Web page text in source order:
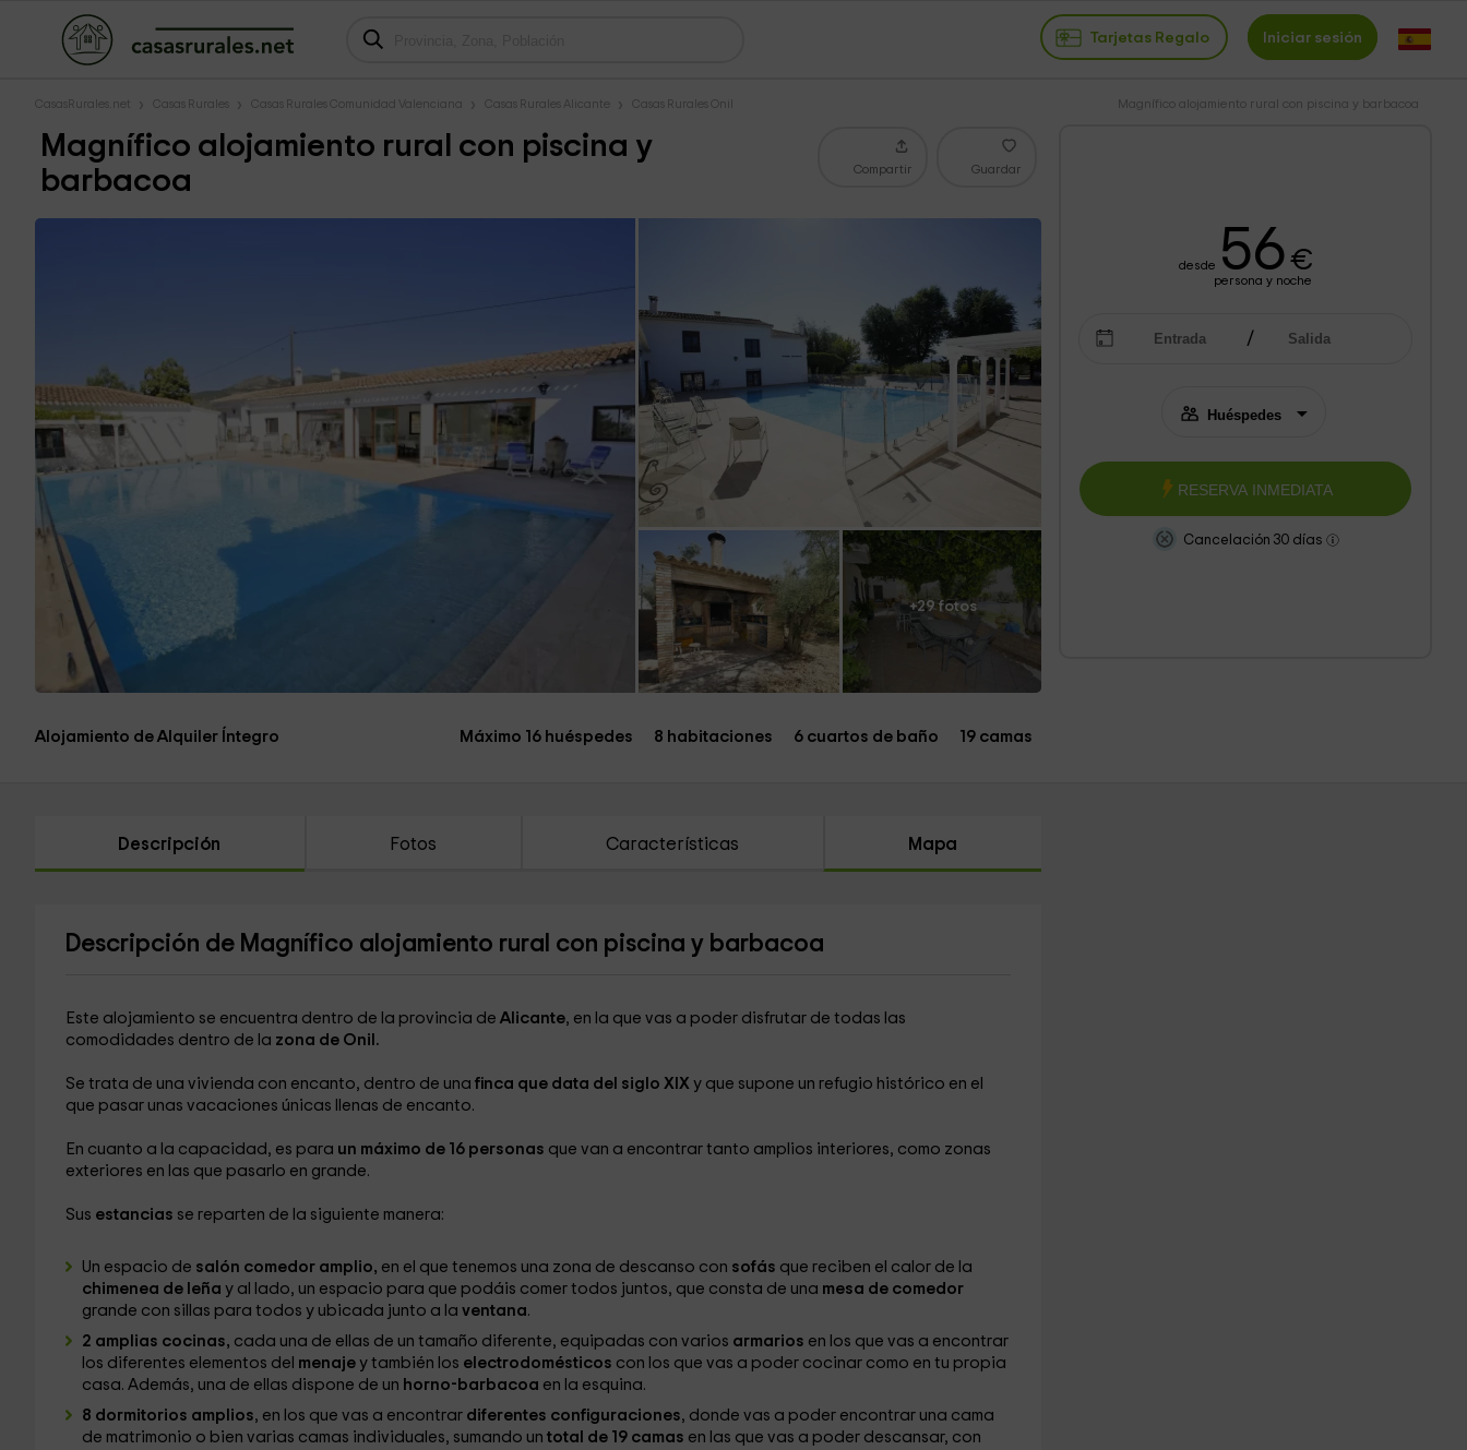
Tarjetas Regalo Iniciar sesión
CasasRurales.net Casas Rurales Casas Rurales Comunidad Valenciana Casas Rurales Alicante Casas Rurales Onil Magnífico alojamiento rural con piscina y barbacoa
Magnífico alojamiento rural con piscina y
barbacoa
Compartir Guardar
+29 fotos
desde 56€
persona y noche
RESERVA INMEDIATA
Cancelación 30 días
Alojamiento de Alquiler Íntegro Máximo 16 huéspedes 8 habitaciones 6 cuartos de baño 19 camas
Descripción Fotos Características Mapa
Descripción de Magnífico alojamiento rural con piscina y barbacoa
Este alojamiento se encuentra dentro de la provincia de Alicante, en la que vas a poder disfrutar de todas las
comodidades dentro de la zona de Onil.
Se trata de una vivienda con encanto, dentro de una finca que data del siglo XIX y que supone un refugio histórico en el
que pasar unas vacaciones únicas llenas de encanto.
En cuanto a la capacidad, es para un máximo de 16 personas que van a encontrar tanto amplios interiores, como zonas
exteriores en las que pasarlo en grande.
Sus estancias se reparten de la siguiente manera:
Un espacio de salón comedor amplio, en el que tenemos una zona de descanso con sofás que reciben el calor de la
chimenea de leña y al lado, un espacio para que podáis comer todos juntos, que consta de una mesa de comedor
grande con sillas para todos y ubicada junto a la ventana.
2 amplias cocinas, cada una de ellas de un tamaño diferente, equipadas con varios armarios en los que vas a encontrar
los diferentes elementos del menaje y también los electrodomésticos con los que vas a poder cocinar como en tu propia
casa. Además, una de ellas dispone de un horno-barbacoa en la esquina.
8 dormitorios amplios, en los que vas a encontrar diferentes configuraciones, donde vas a poder encontrar una cama
de matrimonio o bien varias camas individuales, sumando un total de 19 camas en las que vas a poder descansar, con